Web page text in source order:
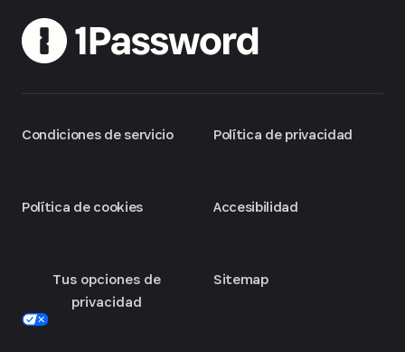
Condiciones de servicio
Política de cookies
Tus opciones de
privacidad
Política de privacidad
Accesibilidad
Sitemap